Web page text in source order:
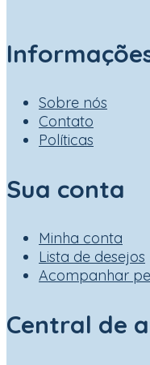
Sobre nós
Contato
Políticas
Sua conta
Minha conta
Lista de desejos
Acompanhar
Central de